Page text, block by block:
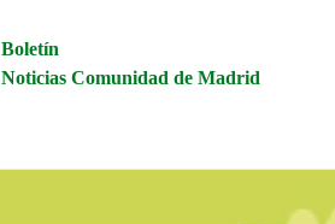
Boletín
Noticias Comunidad de Madrid